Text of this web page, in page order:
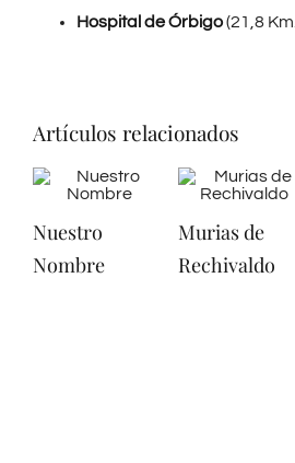
Hospital de Órbigo(21,8
Artículos relacionados
Nuestro
Nombre
Murias de
Rechivaldo